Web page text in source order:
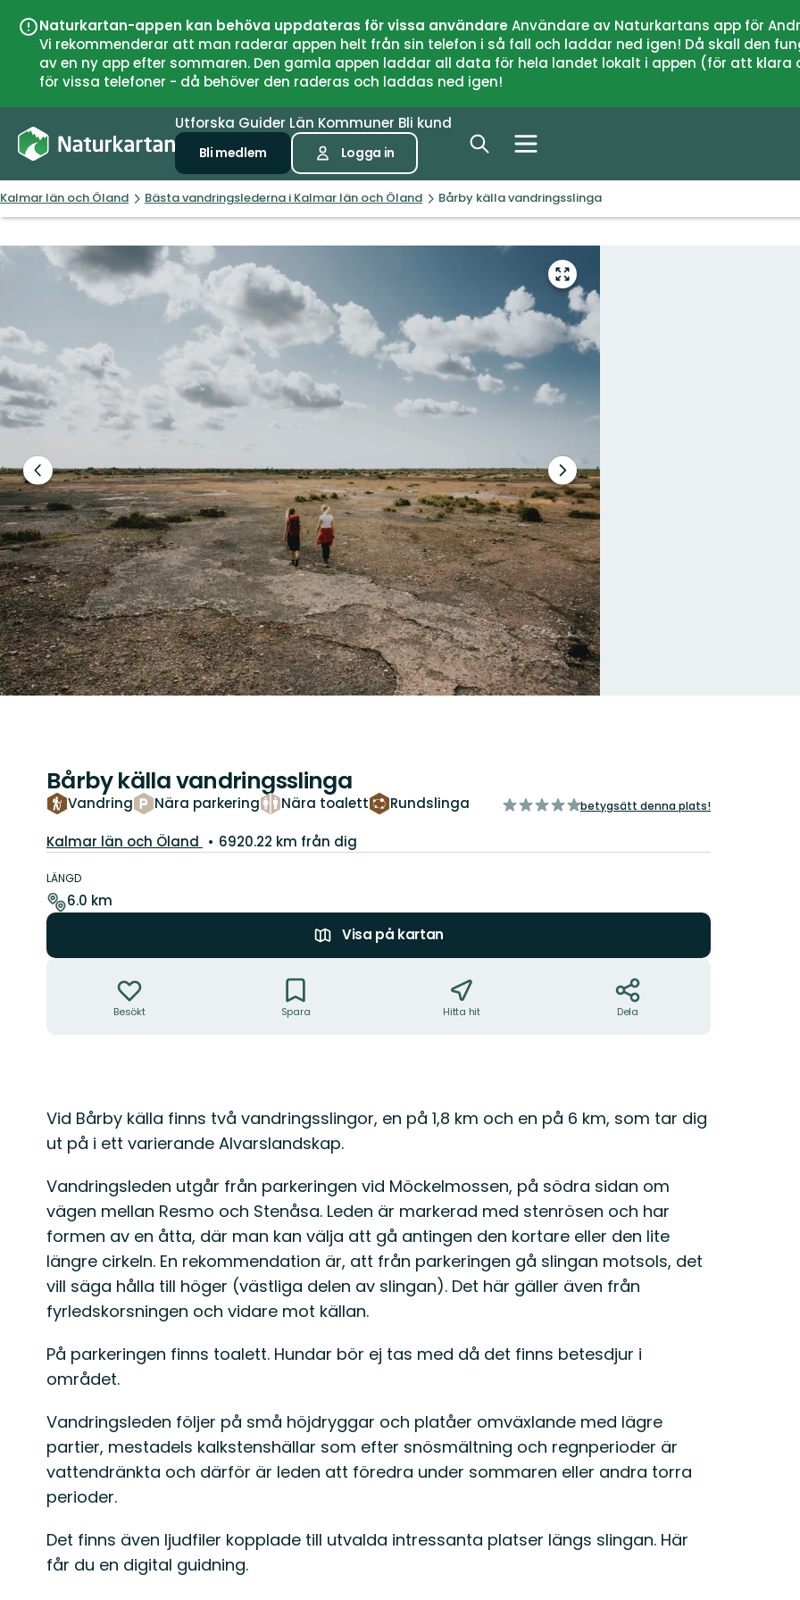
Naturkartan-appen kan behöva uppdateras för vissa användareAnvändare av Naturkartans app för
Vi rekommenderar att man raderar appen helt från sin telefon i så fall och laddar ned igen! Då skall den
av en ny app efter sommaren. Den gamla appen laddar all data för hela landet lokalt i appen (för att
för vissa telefoner - då behöver den raderas och laddas ned igen!
Utforska Guider Län Kommuner Bli kund
Bli medlem Logga in
Kalmar län och Öland Bästa vandringslederna i Kalmar län och Öland Bårby källa vandringsslinga
Gå
till
helskärmsläge
Föregående
bild
Nästa
bildspel
Bårby källa vandringsslinga
Vandring Nära parkering Nära toalett Rundslinga
av
betygsätt denna plats!
Län:
Kalmar län och Öland 6920.22 km från dig
om
leden
LÄNGD
6.0 km
Visa på kartan
Besökt Spara Hitta hit Dela
Beskrivning
Vid Bårby källa finns två vandringsslingor, en på 1,8 km och en på 6 km, som tar dig
ut på i ett varierande Alvarslandskap.
Vandringsleden utgår från parkeringen vid Möckelmossen, på södra sidan om
vägen mellan Resmo och Stenåsa. Leden är markerad med stenrösen och har
formen av en åtta, där man kan välja att gå antingen den kortare eller den lite
längre cirkeln. En rekommendation är, att från parkeringen gå slingan motsols, det
vill säga hålla till höger (västliga delen av slingan). Det här gäller även från
fyrledskorsningen och vidare mot källan.
På parkeringen finns toalett. Hundar bör ej tas med då det finns betesdjur i
området.
Vandringsleden följer på små höjdryggar och platåer omväxlande med lägre
partier, mestadels kalkstenshällar som efter snösmältning och regnperioder är
vattendränkta och därför är leden att föredra under sommaren eller andra torra
perioder.
Det finns även ljudfiler kopplade till utvalda intressanta platser längs slingan. Här
får du en digital guidning.